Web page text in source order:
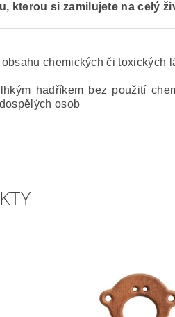
kterou si zamilujete na celý
chemických či toxických
hadříkem bez použití
osob